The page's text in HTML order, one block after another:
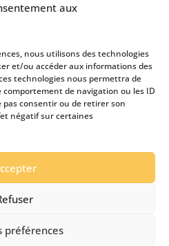
aux
nous utilisons des technologies
et/ou accéder aux informations des
technologies nous permettra de
de navigation ou les ID
pas consentir ou de retirer son
négatif sur certaines
préférences
Camus 6
le-Lac
663 89 39
mise à jour le 07.08.2026